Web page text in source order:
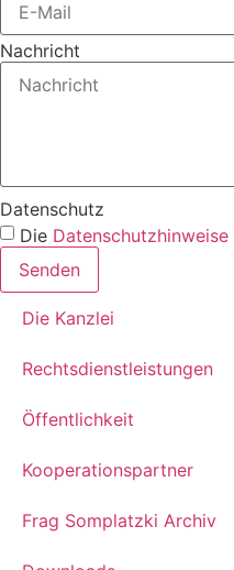
Nachricht
Datenschutz
Die Datenschutzhinweise
Senden
Die Kanzlei
Rechtsdienstleistungen
Öffentlichkeit
Kooperationspartner
Frag Somplatzki Archiv